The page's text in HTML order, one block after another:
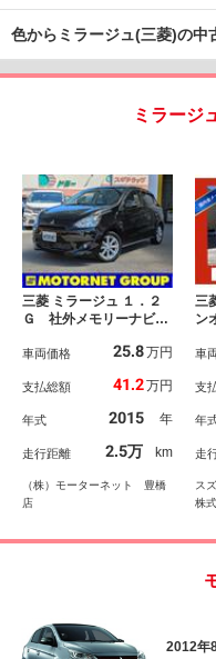
色からミラージュ(三菱)の中
ミラージ
三菱 ミラージュ １．２
Ｇ 社外メモリーナビ
ＣＤ／ＤＶＤ再生 スマ
ート オートライト フ
正１５インチＡＷ アイ
ドリングストップ 横滑
り防止装置 ウィンカー
ミラー
車両価格 25.8万円
支払総額 41.2万円
年式 2015 年
走行距離 2.5万 km
（株）モーターネット 豊橋
店
三
ン
Ｔ
ス
テ
止
定
車
支
年
走
ス
株
2012年